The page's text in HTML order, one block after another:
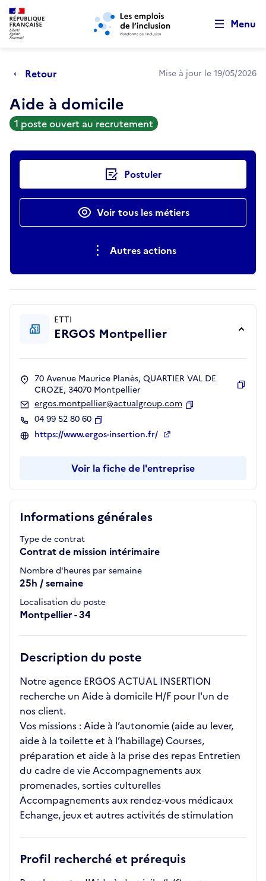
Aller au menu principal Aller au contenu principal
Menu
Retour Mise à jour le 19/05/2026
Aide à domicile
1 poste ouvert au recrutement
Actions rapides Postuler
Voir tous les métiers
Autres actions
Informations générales
Type de contrat
Contrat de mission intérimaire
Nombre d'heures par semaine
25h / semaine
Localisation du poste
Montpellier - 34
Description du poste
Notre agence ERGOS ACTUAL INSERTION
recherche un Aide à domicile H/F pour l'un de
nos client.
Vos missions : Aide à l’autonomie (aide au lever,
aide à la toilette et à l’habillage) Courses,
préparation et aide à la prise des repas Entretien
du cadre de vie Accompagnements aux
promenades, sorties culturelles
Accompagnements aux rendez-vous médicaux
Echange, jeux et autres activités de stimulation
Profil recherché et prérequis
ETTI
ERGOS Montpellier
70 Avenue Maurice Planès, QUARTIER VAL DE
CROZE, 34070 Montpellier
ergos.montpellier@actualgroup.com
04 99 52 80 60
Copier
https://www.ergos-insertion.fr/
Voir la fiche de l'entreprise
Retour au début de la page
Panneau de gestion des cookies